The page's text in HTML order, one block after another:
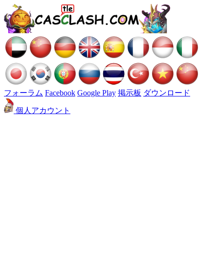
フォーラム Facebook Google Play 掲示板 ダウンロード
個人アカウント